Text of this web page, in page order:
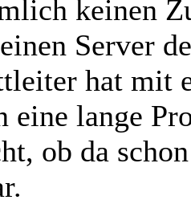
keinen
Server
hat mit
eine lange
ob da